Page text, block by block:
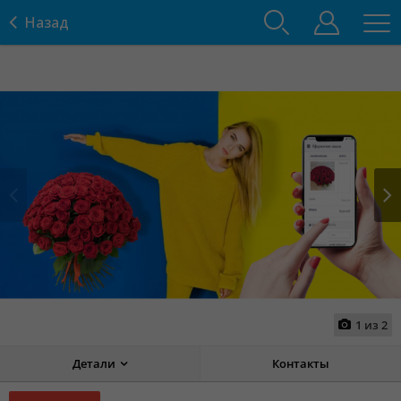
Назад
Prev Next
1 из 2
Детали Контакты